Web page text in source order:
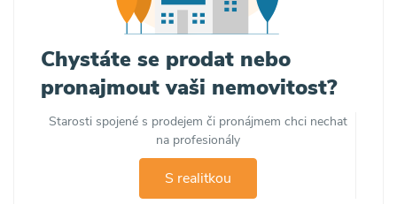
Chystáte se prodat nebo
pronajmout vaši nemovitost?
Starosti spojené s prodejem či pronájmem chci nechat
na profesionály
S realitkou